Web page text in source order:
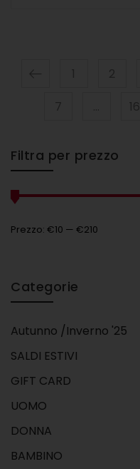
1 2
7
16
Filtra per prezzo
Prezzo: €10 — €210
Categorie
Autunno /Inverno '25
SALDI ESTIVI
GIFT CARD
UOMO
DONNA
BAMBINO